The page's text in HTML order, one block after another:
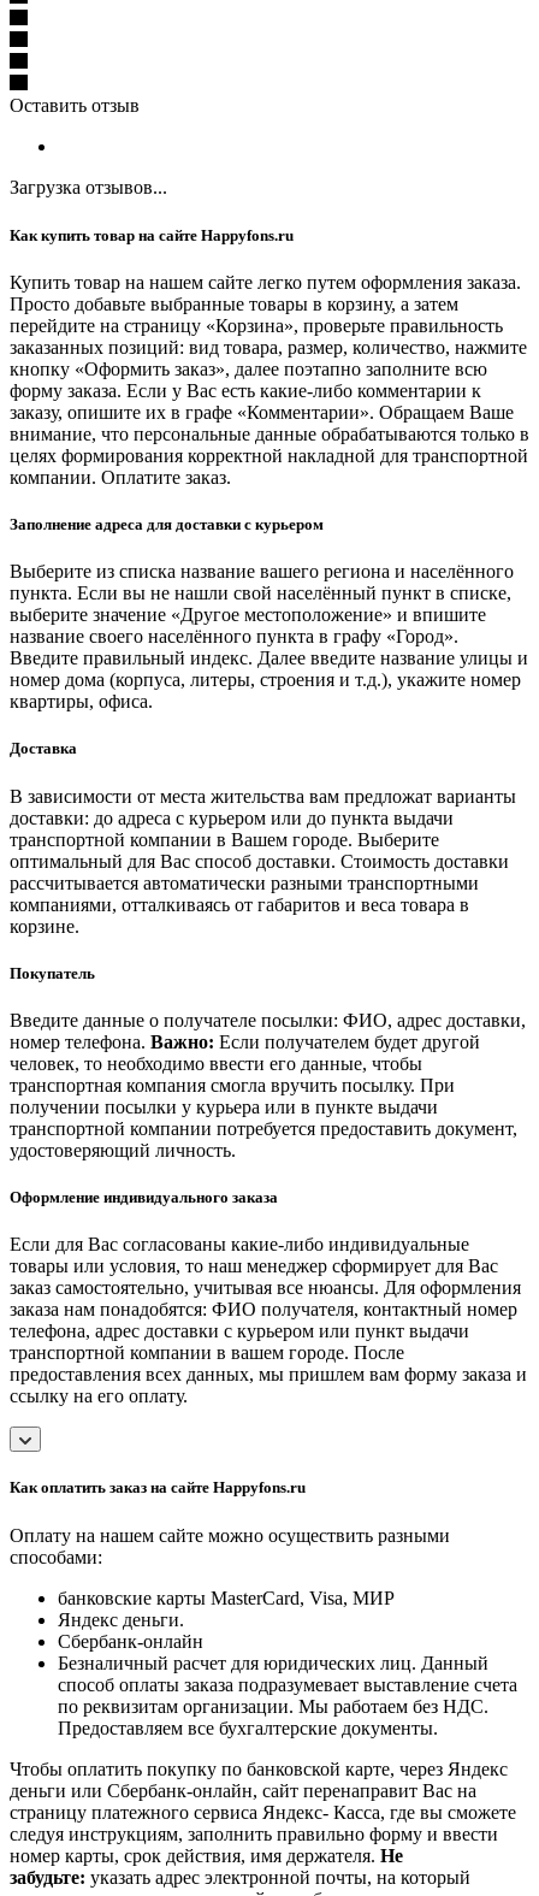
Оставить отзыв
Загрузка отзывов...
Как купить товар на сайте Happyfons.ru
Купить товар на нашем сайте легко путем оформления заказа.
Просто добавьте выбранные товары в корзину, а затем
перейдите на страницу «Корзина», проверьте правильность
заказанных позиций: вид товара, размер, количество, нажмите
кнопку «Оформить заказ», далее поэтапно заполните всю
форму заказа. Если у Вас есть какие-либо комментарии к
заказу, опишите их в графе «Комментарии». Обращаем Ваше
внимание, что персональные данные обрабатываются только в
целях формирования корректной накладной для транспортной
компании. Оплатите заказ.
Заполнение адреса для доставки с курьером
Выберите из списка название вашего региона и населённого
пункта. Если вы не нашли свой населённый пункт в списке,
выберите значение «Другое местоположение» и впишите
название своего населённого пункта в графу «Город».
Введите правильный индекс. Далее введите название улицы и
номер дома (корпуса, литеры, строения и т.д.), укажите номер
квартиры, офиса.
Доставка
В зависимости от места жительства вам предложат варианты
доставки: до адреса с курьером или до пункта выдачи
транспортной компании в Вашем городе. Выберите
оптимальный для Вас способ доставки. Стоимость доставки
рассчитывается автоматически разными транспортными
компаниями, отталкиваясь от габаритов и веса товара в
корзине.
Покупатель
Введите данные о получателе посылки: ФИО, адрес доставки,
номер телефона. Важно: Если получателем будет другой
человек, то необходимо ввести его данные, чтобы
транспортная компания смогла вручить посылку. При
получении посылки у курьера или в пункте выдачи
транспортной компании потребуется предоставить документ,
удостоверяющий личность.
Оформление индивидуального заказа
Если для Вас согласованы какие-либо индивидуальные
товары или условия, то наш менеджер сформирует для Вас
заказ самостоятельно, учитывая все нюансы. Для оформления
заказа нам понадобятся: ФИО получателя, контактный номер
телефона, адрес доставки с курьером или пункт выдачи
транспортной компании в вашем городе. После
предоставления всех данных, мы пришлем вам форму заказа и
ссылку на его оплату.
Как оплатить заказ на сайте Happyfons.ru
Оплату на нашем сайте можно осуществить разными
способами:
банковские карты MasterCard, Visa, МИР
Яндекс деньги.
Сбербанк-онлайн
Безналичный расчет для юридических лиц. Данный
способ оплаты заказа подразумевает выставление счета
по реквизитам организации. Мы работаем без НДС.
Предоставляем все бухгалтерские документы.
Чтобы оплатить покупку по банковской карте, через Яндекс
деньги или Сбербанк-онлайн, сайт перенаправит Вас на
страницу платежного сервиса Яндекс- Касса, где вы сможете
следуя инструкциям, заполнить правильно форму и ввести
номер карты, срок действия, имя держателя. Не
забудьте: указать адрес электронной почты, на который